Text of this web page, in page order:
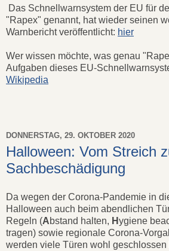
Das Schnellwarnsystem der EU für
"Rapex" genannt, hat wieder seinen
Warnbericht veröffentlicht: hier
Wer wissen möchte, was genau
Aufgaben dieses EU-
Wikipedia
DONNERSTAG, 29. OKTOBER 2020
Halloween: Vom Streich
Sachbeschädigung
Da wegen der Corona-Pandemie in
Halloween auch beim abendlichen
Regeln (Abstand halten, Hygiene
tragen) sowie regionale Corona-
werden viele Türen wohl geschlossen